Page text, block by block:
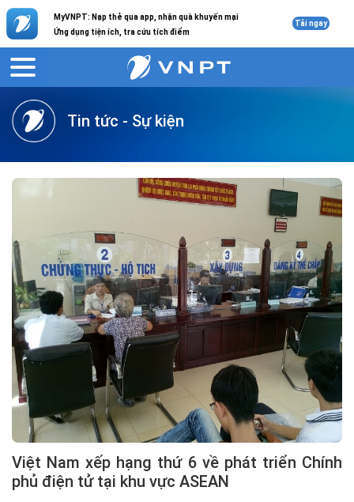
MyVNPT: Nạp thẻ qua app, nhận quà khuyến mại
Ứng dụng tiện ích, tra cứu tích điểm
Tải ngay
VNPT Tin tức
Tin tức - Sự kiện
Việt Nam xếp hạng thứ 6 về phát triển Chính
phủ điện tử tại khu vực ASEAN